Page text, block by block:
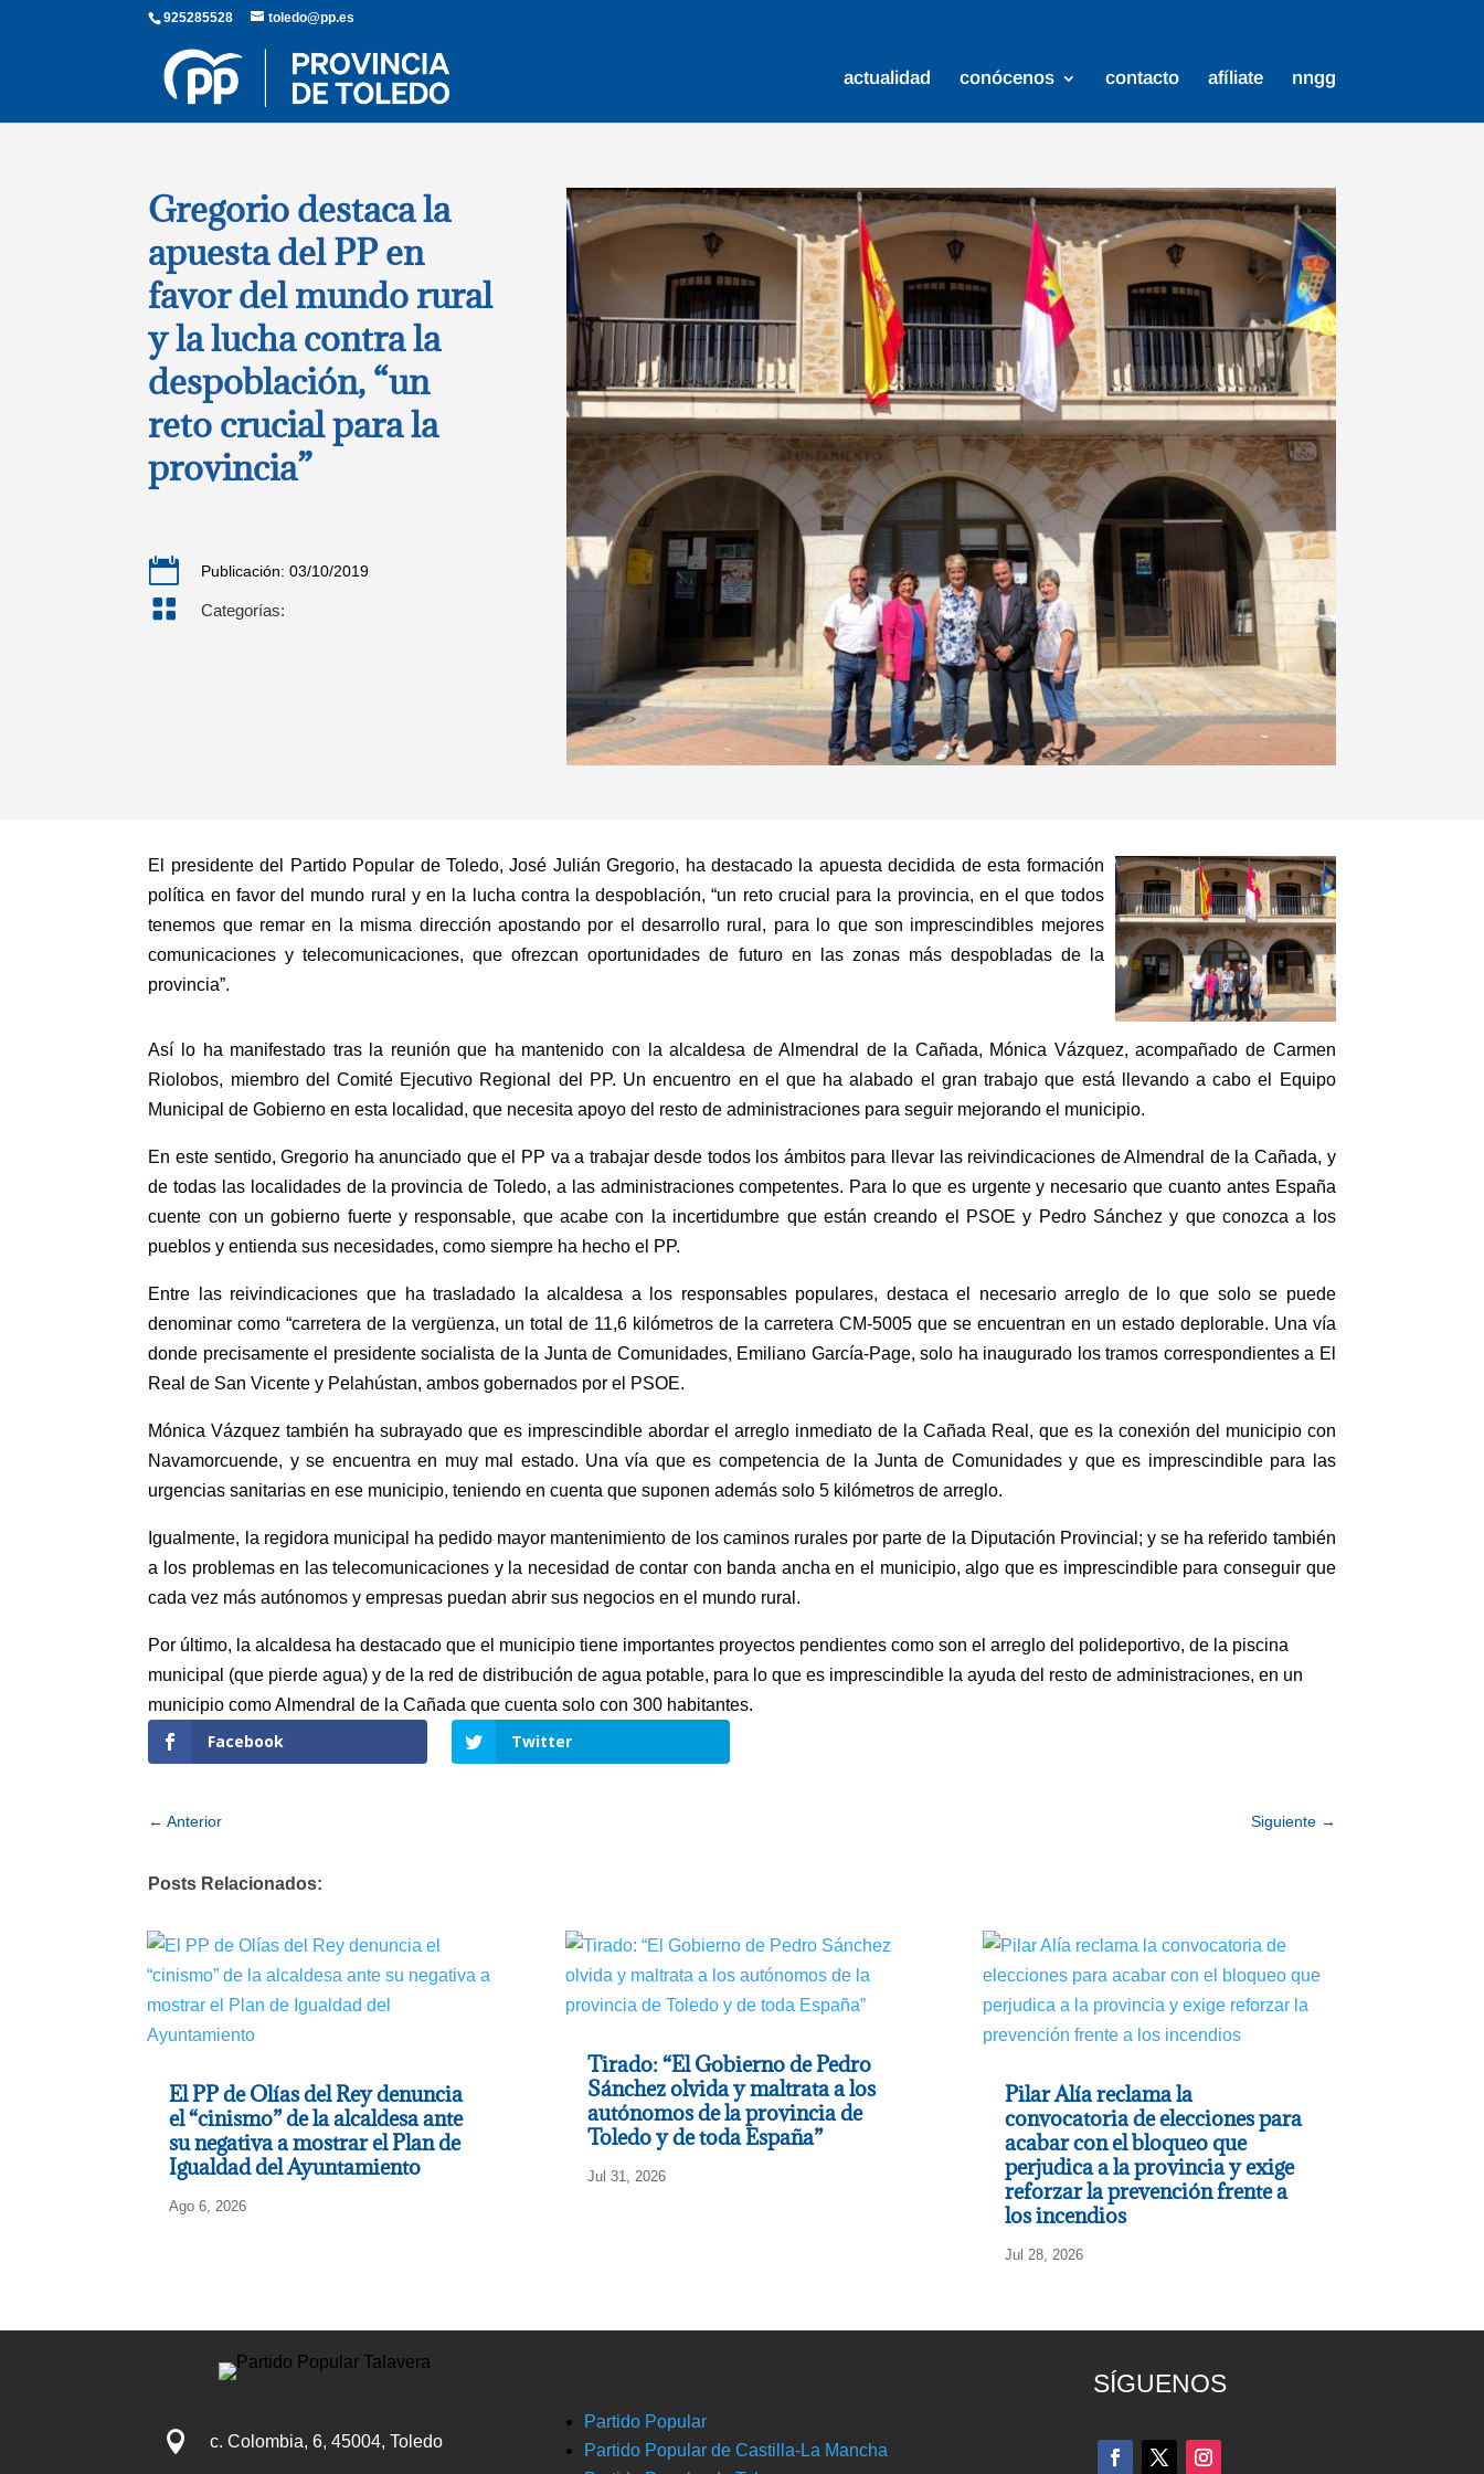
925285528 toledo@pp.es
actualidad conócenos contacto afíliate nngg
Gregorio destaca la
apuesta del PP en
favor del mundo rural
y la lucha contra la
despoblación, “un
reto crucial para la
provincia”
 Publicación: 03/10/2019
 Categorías:
El presidente del Partido Popular de Toledo, José Julián Gregorio, ha destacado la apuesta decidida de esta formación
política en favor del mundo rural y en la lucha contra la despoblación, “un reto crucial para la provincia, en el que todos
tenemos que remar en la misma dirección apostando por el desarrollo rural, para lo que son imprescindibles mejores
comunicaciones y telecomunicaciones, que ofrezcan oportunidades de futuro en las zonas más despobladas de la
provincia”.
Así lo ha manifestado tras la reunión que ha mantenido con la alcaldesa de Almendral de la Cañada, Mónica Vázquez, acompañado de Carmen
Riolobos, miembro del Comité Ejecutivo Regional del PP. Un encuentro en el que ha alabado el gran trabajo que está llevando a cabo el Equipo
Municipal de Gobierno en esta localidad, que necesita apoyo del resto de administraciones para seguir mejorando el municipio.
En este sentido, Gregorio ha anunciado que el PP va a trabajar desde todos los ámbitos para llevar las reivindicaciones de Almendral de la Cañada, y
de todas las localidades de la provincia de Toledo, a las administraciones competentes. Para lo que es urgente y necesario que cuanto antes España
cuente con un gobierno fuerte y responsable, que acabe con la incertidumbre que están creando el PSOE y Pedro Sánchez y que conozca a los
pueblos y entienda sus necesidades, como siempre ha hecho el PP.
Entre las reivindicaciones que ha trasladado la alcaldesa a los responsables populares, destaca el necesario arreglo de lo que solo se puede
denominar como “carretera de la vergüenza, un total de 11,6 kilómetros de la carretera CM-5005 que se encuentran en un estado deplorable. Una vía
donde precisamente el presidente socialista de la Junta de Comunidades, Emiliano García-Page, solo ha inaugurado los tramos correspondientes a El
Real de San Vicente y Pelahústan, ambos gobernados por el PSOE.
Mónica Vázquez también ha subrayado que es imprescindible abordar el arreglo inmediato de la Cañada Real, que es la conexión del municipio con
Navamorcuende, y se encuentra en muy mal estado. Una vía que es competencia de la Junta de Comunidades y que es imprescindible para las
urgencias sanitarias en ese municipio, teniendo en cuenta que suponen además solo 5 kilómetros de arreglo.
Igualmente, la regidora municipal ha pedido mayor mantenimiento de los caminos rurales por parte de la Diputación Provincial; y se ha referido también
a los problemas en las telecomunicaciones y la necesidad de contar con banda ancha en el municipio, algo que es imprescindible para conseguir que
cada vez más autónomos y empresas puedan abrir sus negocios en el mundo rural.
Por último, la alcaldesa ha destacado que el municipio tiene importantes proyectos pendientes como son el arreglo del polideportivo, de la piscina
municipal (que pierde agua) y de la red de distribución de agua potable, para lo que es imprescindible la ayuda del resto de administraciones, en un
municipio como Almendral de la Cañada que cuenta solo con 300 habitantes.
Facebook Twitter
←Anterior Siguiente→
Posts Relacionados:
El PP de Olías del Rey denuncia
el “cinismo” de la alcaldesa ante
su negativa a mostrar el Plan de
Igualdad del Ayuntamiento
Ago 6, 2026
Tirado: “El Gobierno de Pedro
Sánchez olvida y maltrata a los
autónomos de la provincia de
Toledo y de toda España”
Jul 31, 2026
Pilar Alía reclama la
convocatoria de elecciones para
acabar con el bloqueo que
perjudica a la provincia y exige
reforzar la prevención frente a
los incendios
Jul 28, 2026
 c. Colombia, 6, 45004, Toledo
Partido Popular
Partido Popular de Castilla-La Mancha
SÍGUENOS